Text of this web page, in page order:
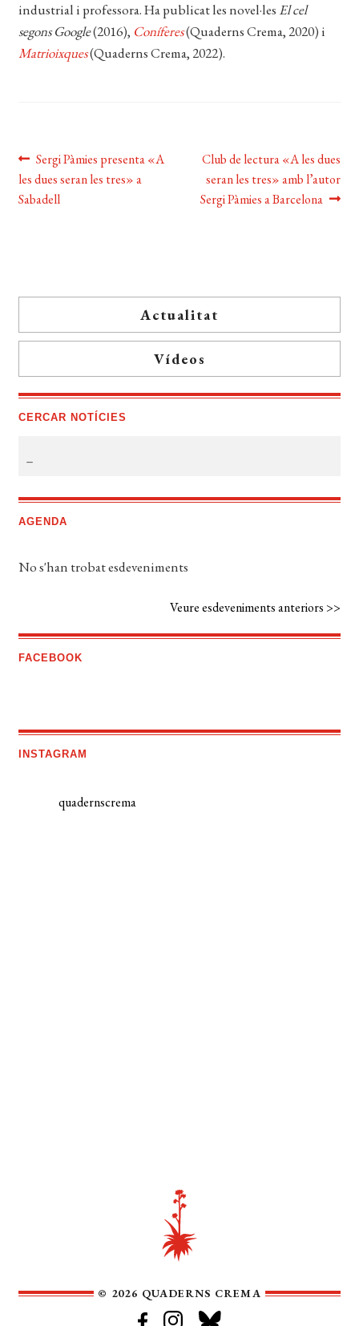
industrial i professora. Ha publicat les novel·les El cel
segons Google(2016), Coníferes(Quaderns Crema, 2020) i
Matrioixques(Quaderns Crema, 2022).
Navegació
d'entrades
Entrada
anterior:
Sergi Pàmies presenta «A
les dues seran les tres» a
Sabadell
Pròxima
entrada:
Club de lectura «A les dues
seran les tres» amb l’autor
Sergi Pàmies a Barcelona
Actualitat
Vídeos
CERCAR NOTÍCIES
AGENDA
No s'han trobat esdeveniments
Veure esdeveniments anteriors >>
FACEBOOK
INSTAGRAM
quadernscrema
© 2026 QUADERNS CREMA